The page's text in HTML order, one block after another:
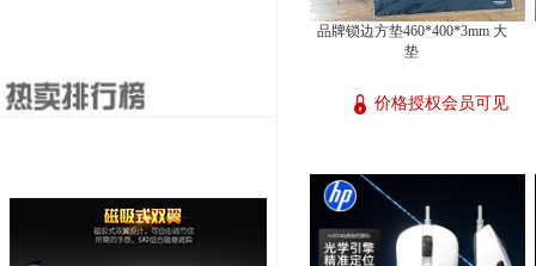
品牌锁边方垫460*400*3mm 大
垫
价格授权会员可见